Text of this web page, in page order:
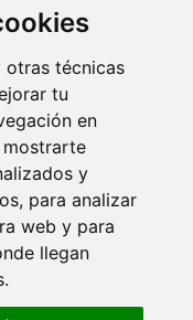
otras técnicas
tu
en
mostrarte
y
para analizar
web y para
llegan